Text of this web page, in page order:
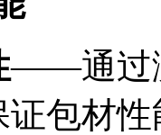
——通过
包材